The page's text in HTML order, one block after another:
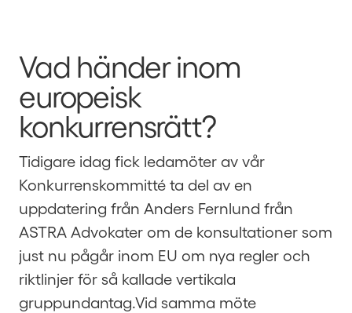
Vad händer inom
europeisk
konkurrensrätt?
Tidigare idag fick ledamöter av vår
Konkurrenskommitté ta del av en
uppdatering från Anders Fernlund från
ASTRA Advokater om de konsultationer som
just nu pågår inom EU om nya regler och
riktlinjer för så kallade vertikala
gruppundantag.Vid samma möte